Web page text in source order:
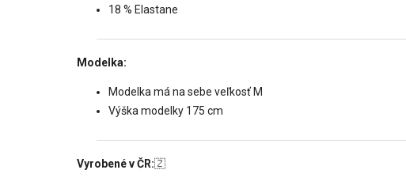
18 % Elastane
Modelka:
Modelka má na sebe veľkosť M
Výška modelky 175 cm
Vyrobené v ČR:🇿